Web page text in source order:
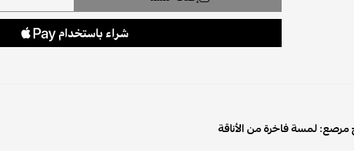
مرصع: لمسة فاخرة من الأناقة